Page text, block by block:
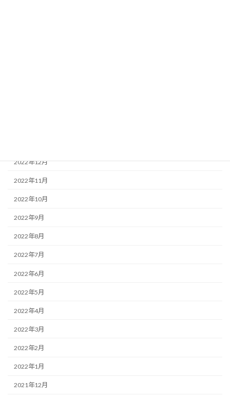
2022年12月
2022年11月
2022年10月
2022年9月
2022年8月
2022年7月
2022年6月
2022年5月
2022年4月
2022年3月
2022年2月
2022年1月
2021年12月